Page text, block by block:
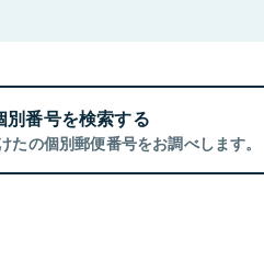
別番号を検索する
たの個別郵便番号をお調べします。